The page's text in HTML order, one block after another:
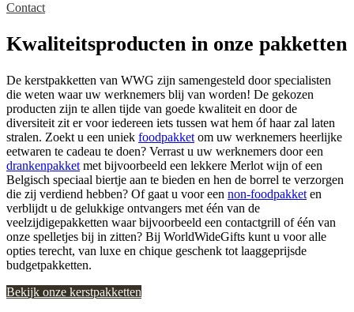
Contact
Kwaliteitsproducten in onze pakketten
De kerstpakketten van WWG zijn samengesteld door specialisten
die weten waar uw werknemers blij van worden! De gekozen
producten zijn te allen tijde van goede kwaliteit en door de
diversiteit zit er voor iedereen iets tussen wat hem óf haar zal laten
stralen. Zoekt u een uniek foodpakket om uw werknemers heerlijke
eetwaren te cadeau te doen? Verrast u uw werknemers door een
drankenpakket met bijvoorbeeld een lekkere Merlot wijn of een
Belgisch speciaal biertje aan te bieden en hen de borrel te verzorgen
die zij verdiend hebben? Of gaat u voor een non-foodpakket en
verblijdt u de gelukkige ontvangers met één van de
veelzijdigepakketten waar bijvoorbeeld een contactgrill of één van
onze spelletjes bij in zitten? Bij WorldWideGifts kunt u voor alle
opties terecht, van luxe en chique geschenk tot laaggeprijsde
budgetpakketten.
Bekijk onze kerstpakketten